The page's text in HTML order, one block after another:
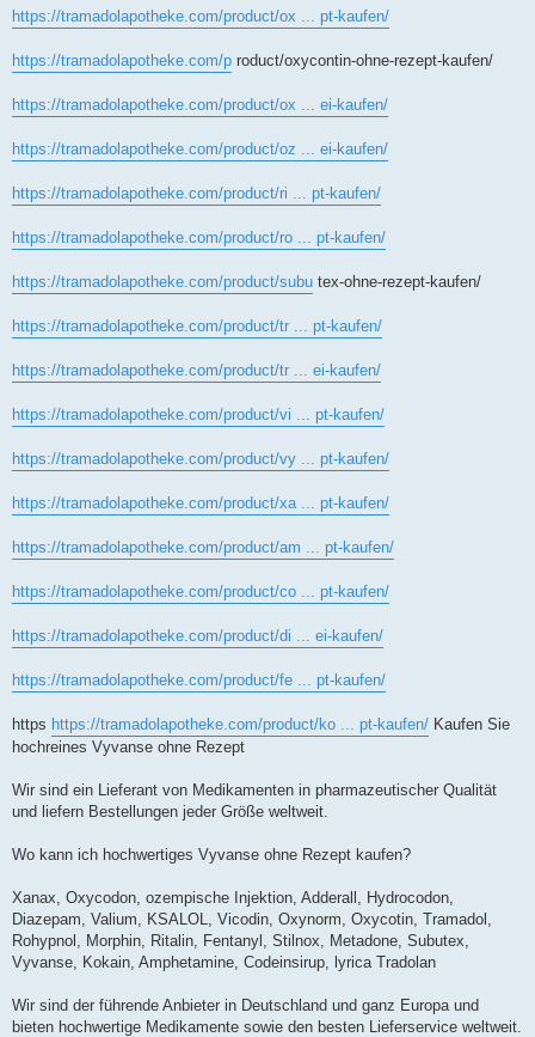
https://tramadolapotheke.com/product/ox ... pt-kaufen/
https://tramadolapotheke.com/p roduct/oxycontin-ohne-rezept-kaufen/
https://tramadolapotheke.com/product/ox ... ei-kaufen/
https://tramadolapotheke.com/product/oz ... ei-kaufen/
https://tramadolapotheke.com/product/ri ... pt-kaufen/
https://tramadolapotheke.com/product/ro ... pt-kaufen/
https://tramadolapotheke.com/product/subu tex-ohne-rezept-kaufen/
https://tramadolapotheke.com/product/tr ... pt-kaufen/
https://tramadolapotheke.com/product/tr ... ei-kaufen/
https://tramadolapotheke.com/product/vi ... pt-kaufen/
https://tramadolapotheke.com/product/vy ... pt-kaufen/
https://tramadolapotheke.com/product/xa ... pt-kaufen/
https://tramadolapotheke.com/product/am ... pt-kaufen/
https://tramadolapotheke.com/product/co ... pt-kaufen/
https://tramadolapotheke.com/product/di ... ei-kaufen/
https://tramadolapotheke.com/product/fe ... pt-kaufen/
https https://tramadolapotheke.com/product/ko ... pt-kaufen/ Kaufen Sie
hochreines Vyvanse ohne Rezept
Wir sind ein Lieferant von Medikamenten in pharmazeutischer Qualität
und liefern Bestellungen jeder Größe weltweit.
Wo kann ich hochwertiges Vyvanse ohne Rezept kaufen?
Xanax, Oxycodon, ozempische Injektion, Adderall, Hydrocodon,
Diazepam, Valium, KSALOL, Vicodin, Oxynorm, Oxycotin, Tramadol,
Rohypnol, Morphin, Ritalin, Fentanyl, Stilnox, Metadone, Subutex,
Vyvanse, Kokain, Amphetamine, Codeinsirup, lyrica Tradolan
Wir sind der führende Anbieter in Deutschland und ganz Europa und
bieten hochwertige Medikamente sowie den besten Lieferservice weltweit.